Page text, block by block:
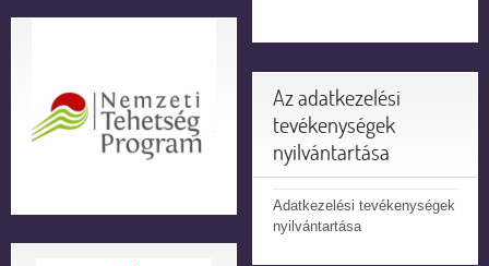
Az adatkezelési
tevékenységek
nyilvántartása
Adatkezelési tevékenységek
nyilvántartása